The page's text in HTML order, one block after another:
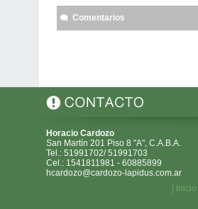
Comentarios
Horacio Cardozo
San Martín 201 Piso 8 "A", C.A.B.A.
Tel.: 51991702/ 51991703
Cel.: 1541811981 - 60885899
hcardozo@cardozo-lapidus.com.ar
Inicio